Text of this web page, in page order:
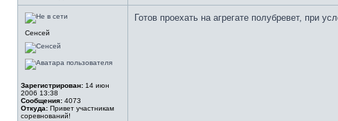
Сенсей
Зарегистрирован: 14 июн
2006 13:38
Сообщения: 4073
Откуда: Привет участникам
соревнований!
Готов проехать на агрегате полубревет, при